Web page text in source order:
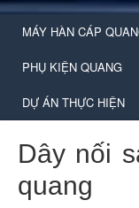
MÁY HÀN CÁP
PHỤ KIỆN QUANG
DỰ ÁN THỰC HIỆN
Dây nối
quang